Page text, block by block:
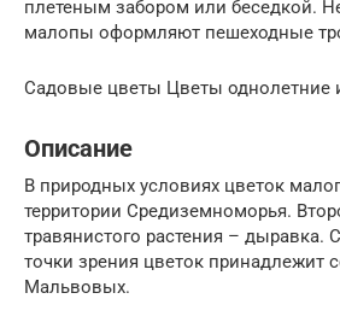
плетеным забором или беседкой.
малопы оформляют пешеходные
Садовые цветы Цветы однолетние
Описание
В природных условиях цветок
территории Средиземноморья.
травянистого растения – дыравка.
точки зрения цветок принадлежит
Мальвовых.